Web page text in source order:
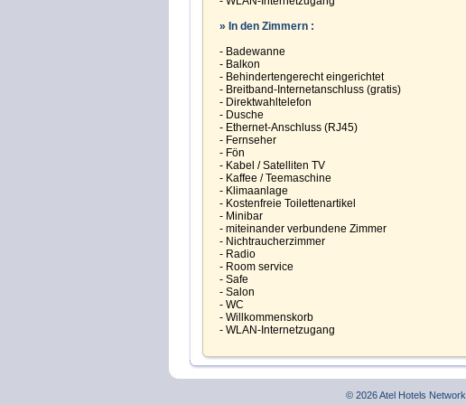
» In den Zimmern :
- Badewanne
- Balkon
- Behindertengerecht eingerichtet
- Breitband-Internetanschluss (gratis)
- Direktwahltelefon
- Dusche
- Ethernet-Anschluss (RJ45)
- Fernseher
- Fön
- Kabel / Satelliten TV
- Kaffee / Teemaschine
- Klimaanlage
- Kostenfreie Toilettenartikel
- Minibar
- miteinander verbundene Zimmer
- Nichtraucherzimmer
- Radio
- Room service
- Safe
- Salon
- WC
- Willkommenskorb
- WLAN-Internetzugang
© 2026 Atel Hotels Network